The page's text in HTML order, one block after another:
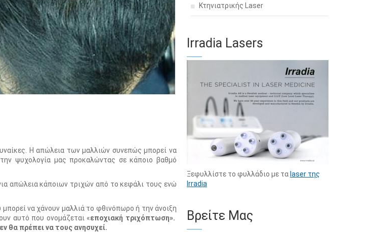
Η απώλεια των μαλλιών συνεπώς μπορεί να
ψυχολογία μας προκαλώντας σε κάποιο βαθμό
απώλεια κάποιων τριχών από το κεφάλι τους ενώ
να χάνουν μαλλιά το φθινόπωρο ή την άνοιξη
αυτό που ονομάζεται «εποχιακή τριχόπτωση».
θα πρέπει να τους ανησυχεί.
Κτηνιατρικής Laser
Irradia Lasers
Ξεφυλλίστε το φυλλάδιο με τα laser της
Irradia
Βρείτε Μας